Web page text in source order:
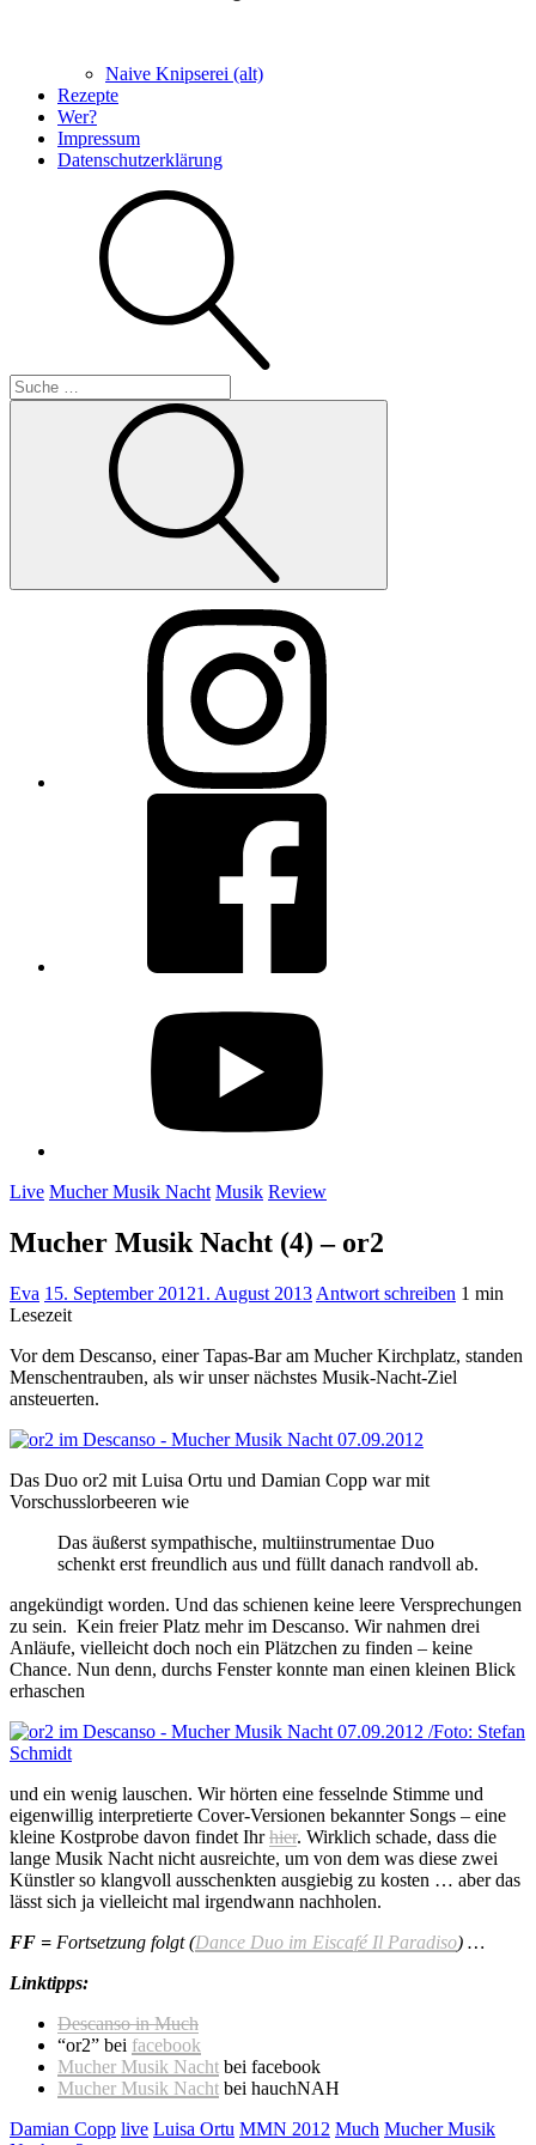
Naive Knipserei (alt)
Rezepte
Wer?
Impressum
Datenschutzerklärung
Live Mucher Musik Nacht Musik Review
Mucher Musik Nacht (4) – or2
Eva 15. September 20121. August 2013 Antwort schreiben 1 min
Lesezeit
Vor dem Descanso, einer Tapas-Bar am Mucher Kirchplatz, standen
Menschentrauben, als wir unser nächstes Musik-Nacht-Ziel
ansteuerten.
Das Duo or2 mit Luisa Ortu und Damian Copp war mit
Vorschusslorbeeren wie
Das äußerst sympathische, multiinstrumentae Duo
schenkt erst freundlich aus und füllt danach randvoll ab.
angekündigt worden. Und das schienen keine leere Versprechungen
zu sein. Kein freier Platz mehr im Descanso. Wir nahmen drei
Anläufe, vielleicht doch noch ein Plätzchen zu finden – keine
Chance. Nun denn, durchs Fenster konnte man einen kleinen Blick
erhaschen
und ein wenig lauschen. Wir hörten eine fesselnde Stimme und
eigenwillig interpretierte Cover-Versionen bekannter Songs – eine
kleine Kostprobe davon findet Ihrhier. Wirklich schade, dass die
lange Musik Nacht nicht ausreichte, um von dem was diese zwei
Künstler so klangvoll ausschenkten ausgiebig zu kosten … aber das
lässt sich ja vielleicht mal irgendwann nachholen.
FF = Fortsetzung folgt (Dance Duo im Eiscafé Il Paradiso) …
Linktipps:
Descanso in Much
“or2” bei facebook
Mucher Musik Nacht bei facebook
Mucher Musik Nacht bei hauchNAH
Damian Copp live Luisa Ortu MMN 2012 Much Mucher Musik